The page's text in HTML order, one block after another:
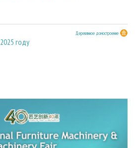
Деревянное домостроение
году